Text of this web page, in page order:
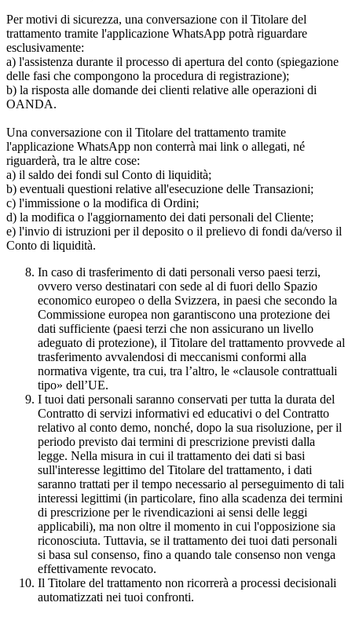
Per motivi di sicurezza, una conversazione con il Titolare del
trattamento tramite l'applicazione WhatsApp potrà riguardare
esclusivamente:
a) l'assistenza durante il processo di apertura del conto (spiegazione
delle fasi che compongono la procedura di registrazione);
b) la risposta alle domande dei clienti relative alle operazioni di
OANDA.
Una conversazione con il Titolare del trattamento tramite
l'applicazione WhatsApp non conterrà mai link o allegati, né
riguarderà, tra le altre cose:
a) il saldo dei fondi sul Conto di liquidità;
b) eventuali questioni relative all'esecuzione delle Transazioni;
c) l'immissione o la modifica di Ordini;
d) la modifica o l'aggiornamento dei dati personali del Cliente;
e) l'invio di istruzioni per il deposito o il prelievo di fondi da/verso il
Conto di liquidità.
In caso di trasferimento di dati personali verso paesi terzi,
ovvero verso destinatari con sede al di fuori dello Spazio
economico europeo o della Svizzera, in paesi che secondo la
Commissione europea non garantiscono una protezione dei
dati sufficiente (paesi terzi che non assicurano un livello
adeguato di protezione), il Titolare del trattamento provvede al
trasferimento avvalendosi di meccanismi conformi alla
normativa vigente, tra cui, tra l’altro, le «clausole contrattuali
tipo» dell’UE.
I tuoi dati personali saranno conservati per tutta la durata del
Contratto di servizi informativi ed educativi o del Contratto
relativo al conto demo, nonché, dopo la sua risoluzione, per il
periodo previsto dai termini di prescrizione previsti dalla
legge. Nella misura in cui il trattamento dei dati si basi
sull'interesse legittimo del Titolare del trattamento, i dati
saranno trattati per il tempo necessario al perseguimento di tali
interessi legittimi (in particolare, fino alla scadenza dei termini
di prescrizione per le rivendicazioni ai sensi delle leggi
applicabili), ma non oltre il momento in cui l'opposizione sia
riconosciuta. Tuttavia, se il trattamento dei tuoi dati personali
si basa sul consenso, fino a quando tale consenso non venga
effettivamente revocato.
Il Titolare del trattamento non ricorrerà a processi decisionali
automatizzati nei tuoi confronti.